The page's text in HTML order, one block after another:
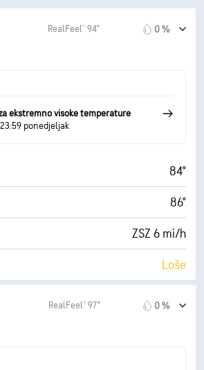
10 mi
RealFeel® 94° 0 %
ekstremno visoke temperature
ponedjeljak
84°
86°
ZSZ 6 mi/h
Loše
RealFeel® 97° 0 %